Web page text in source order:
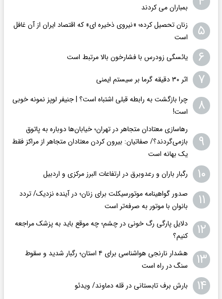
بمباران می کردند
۵
زنان تحصیل کرده؛ «نیروی ذخیره ای» که اقتصاد ایران از آن غافل
است
۶ یائسگی زودرس با فشارخون بالا مرتبط است
۷ اثر ۳۰ دقیقه گرما بر سیستم ایمنی
۸
چرا بازگشت به رابطه قبلی اشتباه است؟ | جنیفر لوپز نمونه خوبی
است!
۹
رهاسازی معتادان متجاهر در تهران؛ خیابان‌ها دوباره به پاتوق
بازمی‌گردند؟/ صفاتیان: بیرون کردن معتادان متجاهر از مراکز فقط
یک بهانه است
۱۰ رگبار باران و رعدوبرق در ارتفاعات البرز مرکزی و اردبیل
۱۱
صدور گواهینامه موتورسیکلت برای زنان؛ در آینده نزدیک/ تردد
بانوان با موتور به‌ صرفه‌تر است
۱۲
دلایل پارگی رگ خونی در چشم؛ چه موقع باید به پزشک مراجعه
کنیم؟
۱۳
هشدار نارنجی هواشناسی برای ۴ استان؛ رگبار شدید و سقوط
سنگ در راه است
۱۴ بارش برف تابستانی در قله دماوند/ ویدئو